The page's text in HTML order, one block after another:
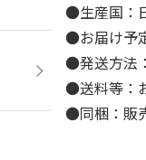
●生産国：
●お届け予
●発送方法
●送料等：
●同梱：販